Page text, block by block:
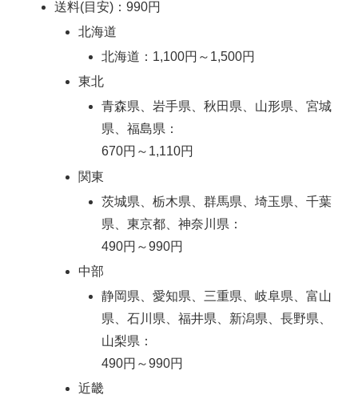
送料(目安)：990円
北海道
北海道：1,100円～1,500円
東北
青森県、岩手県、秋田県、山形県、宮城
県、福島県：
670円～1,110円
関東
茨城県、栃木県、群馬県、埼玉県、千葉
県、東京都、神奈川県：
490円～990円
中部
静岡県、愛知県、三重県、岐阜県、富山
県、石川県、福井県、新潟県、長野県、
山梨県：
490円～990円
近畿